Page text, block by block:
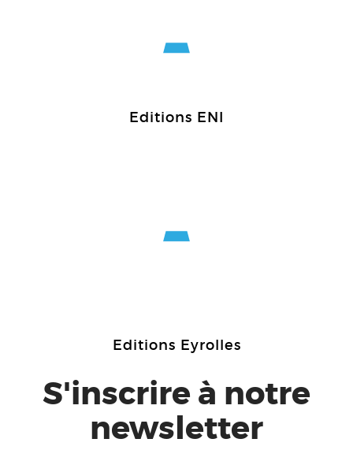
Editions ENI
Editions Eyrolles
S'inscrire à notre
newsletter